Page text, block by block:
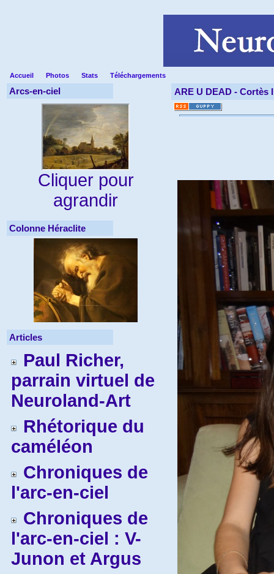
Accueil Photos Stats Téléchargements
Arcs-en-ciel
Cliquer pour
agrandir
Colonne Héraclite
Articles
Paul Richer,
parrain virtuel de
Neuroland-Art
Rhétorique du
caméléon
Chroniques de
l'arc-en-ciel
Chroniques de
l'arc-en-ciel : V-
Junon et Argus
ARE U DEAD - Cortès